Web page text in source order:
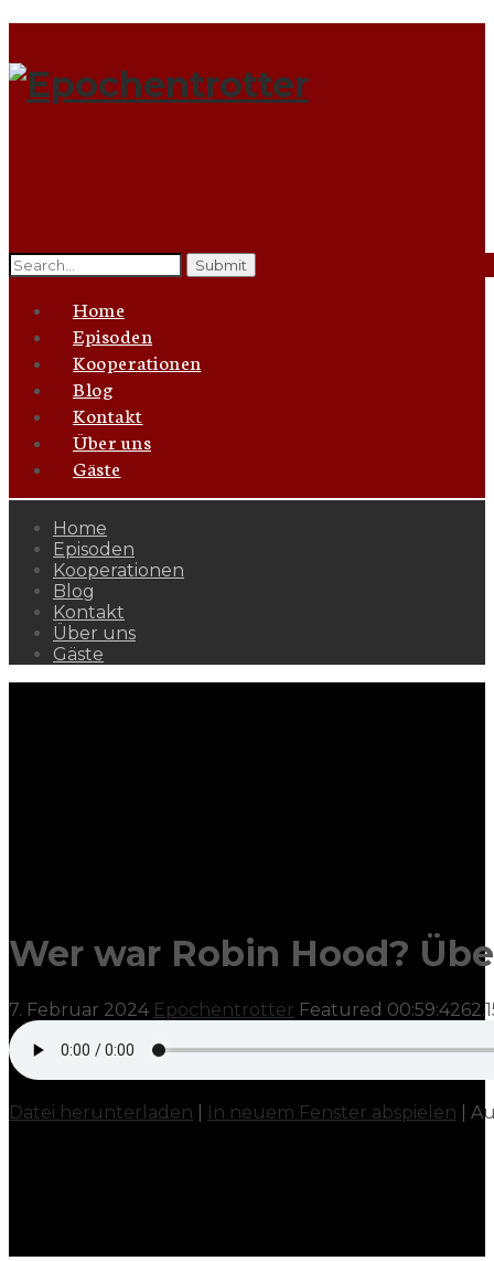
Search
for:
Home
Episoden
Kooperationen
Blog
Kontakt
Über uns
Gäste
Home
Episoden
Kooperationen
Blog
Kontakt
Über uns
Gäste
Wer war Robin Hood?
7. Februar 2024 Epochentrotter Featured 00:59:42
Datei herunterladen In neuem Fenster abspielen